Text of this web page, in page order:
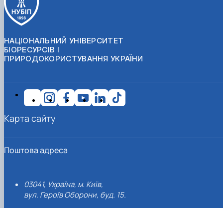
НАЦІОНАЛЬНИЙ УНІВЕРСИТЕТ
БІОРЕСУРСІВ І
ПРИРОДОКОРИСТУВАННЯ УКРАЇНИ
Поштова адреса
03041, Україна, м. Київ,
вул. Героїв Оборони, буд. 15.
Карта сайту